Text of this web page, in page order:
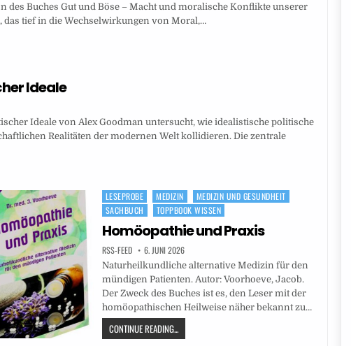
des Buches Gut und Böse – Macht und moralische Konflikte unserer
das tief in die Wechselwirkungen von Moral,…
Ideale
Ideale von Alex Goodman untersucht, wie idealistische politische
Realitäten der modernen Welt kollidieren. Die zentrale
Posted
in
LESEPROBE MEDIZIN
MEDIZIN UND GESUNDHEIT
SACHBUCH
TOPPBOOK WISSEN
Homöopathie und Praxis
RSS-FEED 6. JUNI 2026
Naturheilkundliche alternative Medizin für den
mündigen Patienten. Autor: Voorhoeve, Jacob.
Der Zweck des Buches ist es, den Leser mit der
homöopathischen Heilweise näher bekannt zu…
CONTINUE READING...